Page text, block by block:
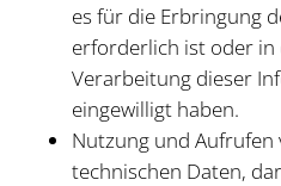
es für die Erbringung
erforderlich ist oder in
Verarbeitung dieser
eingewilligt haben.
Nutzung und Aufrufen
technischen Daten,